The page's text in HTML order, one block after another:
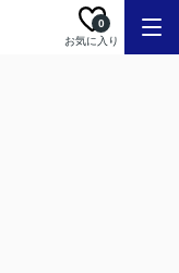
お気に入り
0